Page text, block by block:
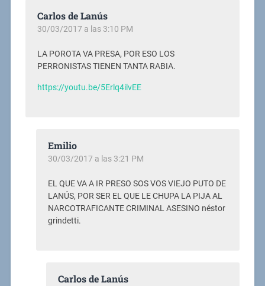
Carlos de Lanús
30/03/2017 a las 3:10 PM
LA POROTA VA PRESA, POR ESO LOS
PERRONISTAS TIENEN TANTA RABIA.
https://youtu.be/5Erlq4ilvEE
Emilio
30/03/2017 a las 3:21 PM
EL QUE VA A IR PRESO SOS VOS VIEJO PUTO DE
LANÚS, POR SER EL QUE LE CHUPA LA PIJA AL
NARCOTRAFICANTE CRIMINAL ASESINO néstor
grindetti.
Carlos de Lanús